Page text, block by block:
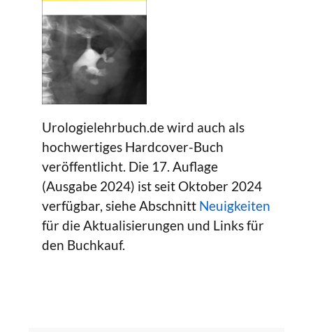
Urologielehrbuch.de wird auch als
hochwertiges Hardcover-Buch
veröffentlicht. Die 17. Auflage
(Ausgabe 2024) ist seit Oktober 2024
verfügbar, siehe Abschnitt Neuigkeiten
für die Aktualisierungen und Links für
den Buchkauf.